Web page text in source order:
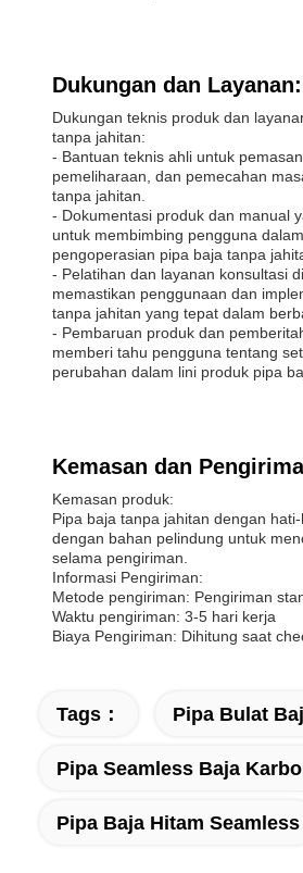
Dukungan dan Layanan:
Dukungan teknis produk dan
tanpa jahitan:
- Bantuan teknis ahli untuk
pemeliharaan, dan pemecahan
tanpa jahitan.
- Dokumentasi produk dan manual
untuk membimbing pengguna
pengoperasian pipa baja tanpa
- Pelatihan dan layanan konsultasi
memastikan penggunaan dan
tanpa jahitan yang tepat dalam
- Pembaruan produk dan
memberi tahu pengguna tentang
perubahan dalam lini produk pipa
Kemasan dan
Kemasan produk:
Pipa baja tanpa jahitan dengan
dengan bahan pelindung untuk
selama pengiriman.
Informasi Pengiriman:
Metode pengiriman: Pengiriman
Waktu pengiriman: 3-5 hari kerja
Biaya Pengiriman: Dihitung saat
Tags： Pipa Bulat
Pipa Seamless Baja
Pipa Baja Hitam Seamless